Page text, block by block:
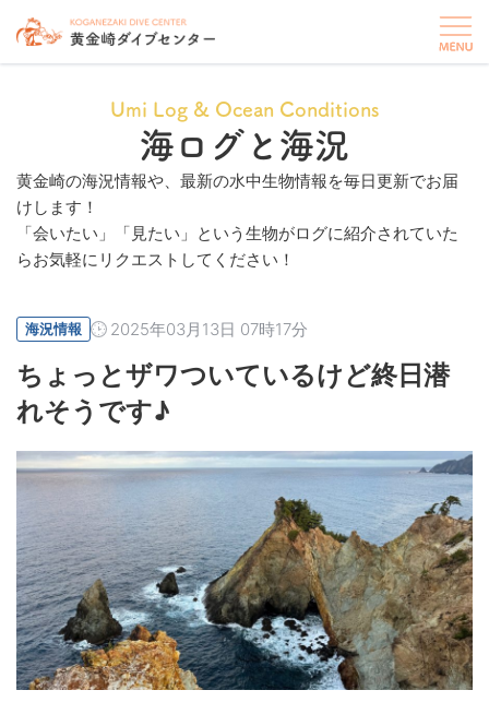
Umi Log & Ocean Conditions
海ログと海況
黄金崎の海況情報や、最新の水中生物情報を毎日更新でお届
けします！
「会いたい」「見たい」という生物がログに紹介されていた
らお気軽にリクエストしてください！
海況情報 2025年03月13日 07時17分
ちょっとザワついているけど終日潜
れそうです♪